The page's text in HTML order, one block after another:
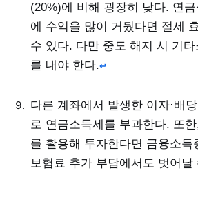
(20%)에 비해 굉장히 낮다. 연
에 수익을 많이 거뒀다면 절세
수 있다. 다만 중도 해지 시 기
를 내야 한다.↩
다른 계좌에서 발생한 이자·배
로 연금소득세를 부과한다. 또
를 활용해 투자한다면 금융소득
보험료 추가 부담에서도 벗어날